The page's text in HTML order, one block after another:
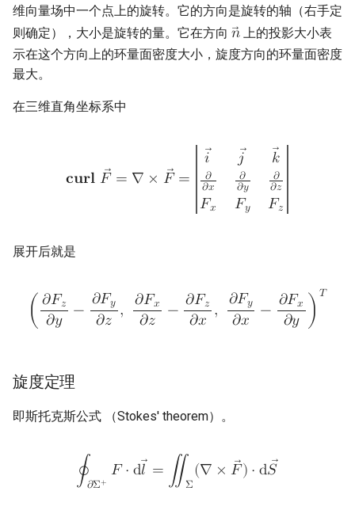
维向量场中一个点上的旋转。它的方向是旋转的轴（右手定
则确定），大小是旋转的量。它在方向 𝑛 上的投影大小表
示在这个方向上的环量面密度大小，旋度方向的环量面密度
最大。
在三维直角坐标系中
𝐜𝐮𝐫𝐥 𝐹 = ∇ × 𝐹 =
𝑖 𝑗 𝑘
𝜕
𝜕𝑥
𝜕
𝜕𝑦
𝜕
𝜕𝑧
𝐹𝑥 𝐹𝑦 𝐹𝑧
展开后就是
( 𝜕𝐹𝑧
𝜕𝑦 −
𝜕𝐹𝑦
𝜕𝑧 , 𝜕𝐹𝑥
𝜕𝑧 − 𝜕𝐹𝑧
𝜕𝑥 ,
𝜕𝐹𝑦
𝜕𝑥 − 𝜕𝐹𝑥
𝜕𝑦 )
𝑇
旋度定理
即斯托克斯公式 （Stokes' theorem）。
∮
𝜕Σ+ 𝐹 ⋅ d𝑙 = ∬
Σ
(∇ × 𝐹) ⋅ d𝑆